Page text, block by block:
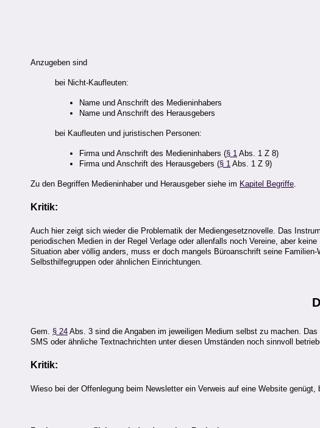
Anzugeben sind
bei Nicht-Kaufleuten:
Name und Anschrift des Medieninhabers
Name und Anschrift des Herausgebers
bei Kaufleuten und juristischen Personen:
Firma und Anschrift des Medieninhabers (§ 1 Abs. 1 Z 8)
Firma und Anschrift des Herausgebers (§ 1 Abs. 1 Z 9)
Zu den Begriffen Medieninhaber und Herausgeber siehe im Kapitel Begriffe
Kritik:
Auch hier zeigt sich wieder die Problematik der Mediengesetznovelle. Das
periodischen Medien in der Regel Verlage oder allenfalls noch Vereine, aber
Situation aber völlig anders, muss er doch mangels Büroanschrift seine
Selbsthilfegruppen oder ähnlichen Einrichtungen.
Gem. § 24 Abs. 3 sind die Angaben im jeweiligen Medium selbst zu machen.
SMS oder ähnliche Textnachrichten unter diesen Umständen noch sinnvoll
Kritik:
Wieso bei der Offenlegung beim Newsletter ein Verweis auf eine Website